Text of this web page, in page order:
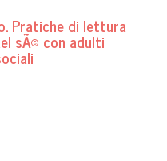
Pratiche di lettura
sÃ© con adulti